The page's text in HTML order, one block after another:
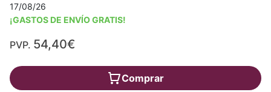
17/08/26
¡GASTOS DE ENVÍO GRATIS!
PVP. 54,40€
Comprar